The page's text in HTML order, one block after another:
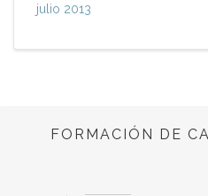
julio 2013
FORMACIÓN DE